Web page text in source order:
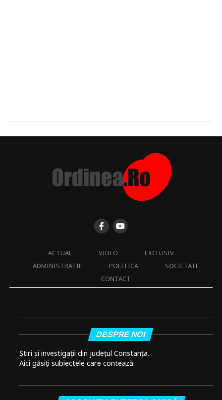
ACTUAL VIDEO
EXCLUSIV
ADMINISTRATIE
POLITICA
SOCIETATE
CONTACT
DESPRE NOI
Știri și investigații din județul Constanța.
Aici găsiți subiectele care contează.